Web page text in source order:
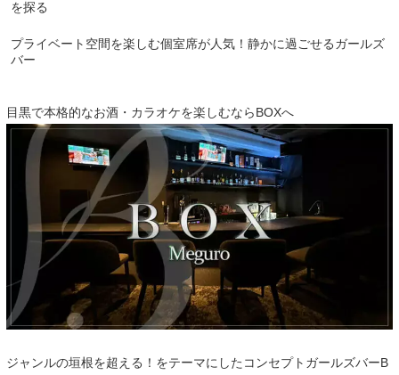
を探る
プライベート空間を楽しむ個室席が人気！静かに過ごせるガールズ
バー
目黒で本格的なお酒・カラオケを楽しむならBOXへ
ジャンルの垣根を超える！をテーマにしたコンセプトガールズバーB